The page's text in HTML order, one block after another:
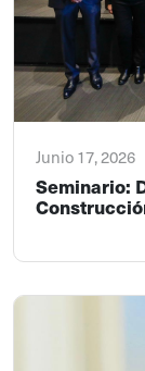
Junio 17, 2026
Seminario: